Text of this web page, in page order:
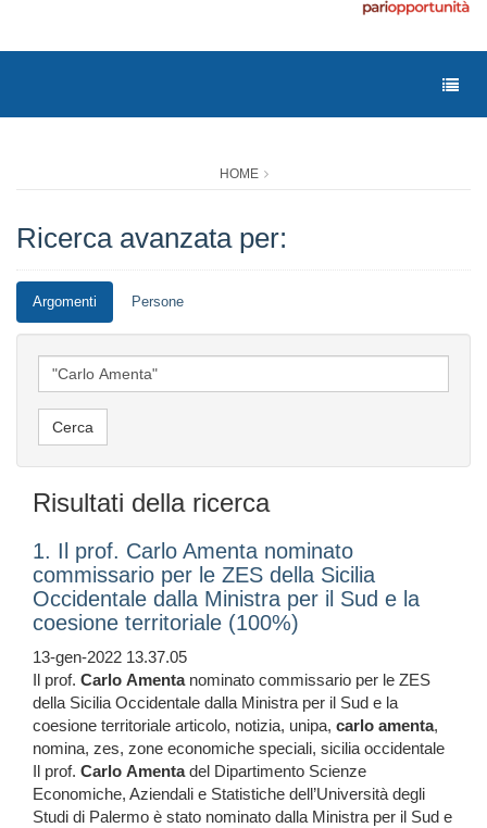
HOME
Ricerca avanzata per:
Argomenti Persone
Risultati della ricerca
1. Il prof. Carlo Amenta nominato
commissario per le ZES della Sicilia
Occidentale dalla Ministra per il Sud e la
coesione territoriale (100%)
13-gen-2022 13.37.05
Il prof. Carlo Amentanominato commissario per le ZES
della Sicilia Occidentale dalla Ministra per il Sud e la
coesione territoriale articolo, notizia, unipa, carlo amenta,
nomina, zes, zone economiche speciali, sicilia occidentale
Il prof. Carlo Amentadel Dipartimento Scienze
Economiche, Aziendali e Statistiche dell’Università degli
Studi di Palermo è stato nominato dalla Ministra per il Sud e